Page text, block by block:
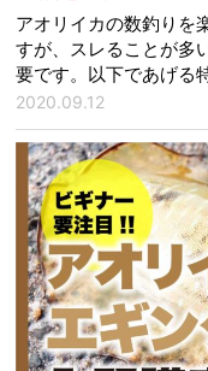
アオリイカの数釣りを
すが、スレることが多
要です。以下であげる
2020.09.12